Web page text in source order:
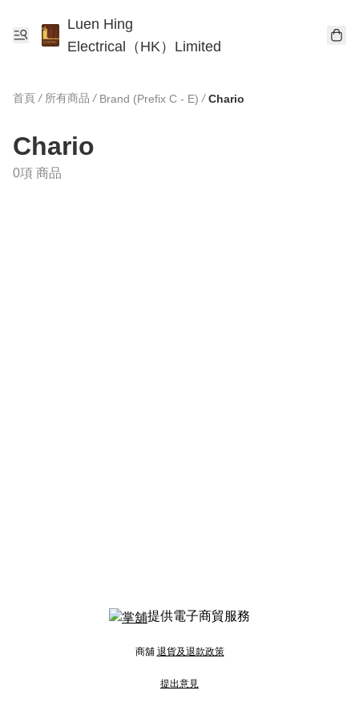
Luen Hing
Electrical（HK）Limited
首頁 / 所有商品 / Brand (Prefix C - E) / Chario
Chario
0項 商品
提供電子商貿服務
商舖 退貨及退款政策
提出意見